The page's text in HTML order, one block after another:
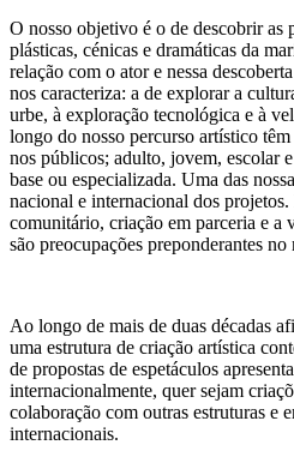
O nosso objetivo é o de descobrir as
plásticas, cénicas e dramáticas da
relação com o ator e nessa
nos caracteriza: a de explorar a
urbe, à exploração tecnológica e à
longo do nosso percurso artístico
nos públicos; adulto, jovem, escolar
base ou especializada. Uma das
nacional e internacional dos
comunitário, criação em parceria e a
são preocupações preponderantes
Ao longo de mais de duas décadas
uma estrutura de criação artística
de propostas de espetáculos
internacionalmente, quer sejam
colaboração com outras estruturas e
internacionais.